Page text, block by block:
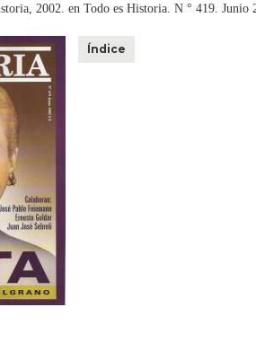
2002. en Todo es Historia. N ° 419. Junio
Índice